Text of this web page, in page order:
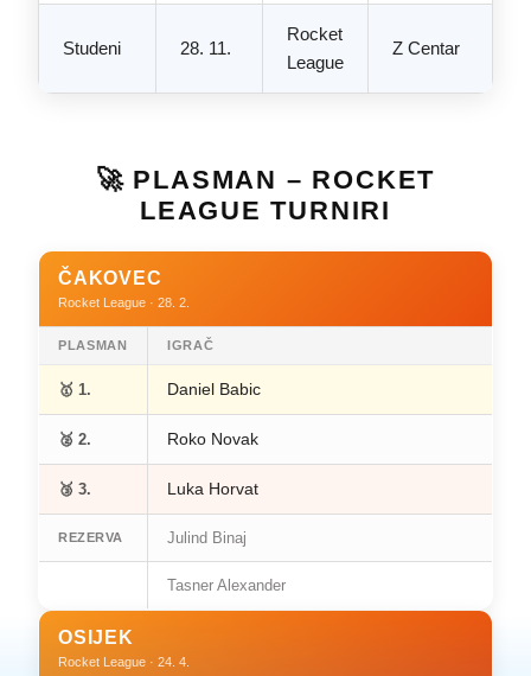
Studeni 28. 11.
Rocket
League
Z Centar
🚀 PLASMAN – ROCKET
LEAGUE TURNIRI
ČAKOVEC
Rocket League · 28. 2.
PLASMAN IGRAČ
🥇 1. Daniel Babic
🥈 2. Roko Novak
🥉 3. Luka Horvat
REZERVA Julind Binaj
Tasner Alexander
OSIJEK
Rocket League · 24. 4.